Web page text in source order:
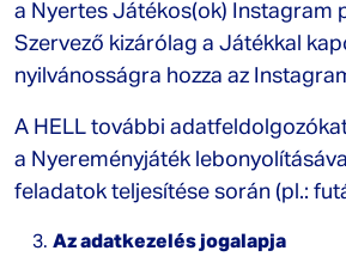
a Nyertes Játékos(ok) Instagram
Szervező kizárólag a Játékkal
nyilvánosságra hozza az
A HELL további
a Nyereményjáték
feladatok teljesítése során (pl.:
Az adatkezelés jogalapja